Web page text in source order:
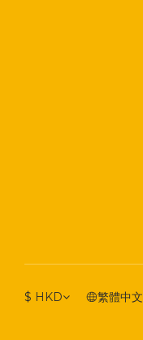
$ HKD 繁體中文